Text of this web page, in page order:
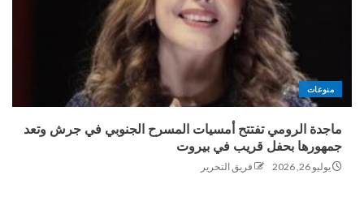
منوعات
ماجدة الرومي تفتتح أمسيات المسرح الجنوبي في جرش وتعد
جمهورها بحفل قريب في بيروت
يوليو 26, 2026 فريق التحرير